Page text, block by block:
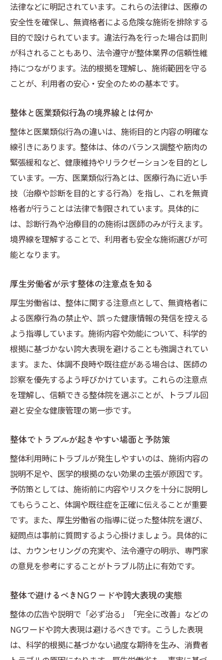
整体の役割と医業類似行為の法的位置づけ
整体でできること・できないことの正しい
知識
整体と医療機関の連携の必要性と現状
ボキボキ整体のリスクと注意点を解説
整体のボキボキ音に医学的根拠はあるのか
厚生労働省が示す整体のリスクと注意事項
ボキボキ整体によるトラブルや被害事例
整体で安全に施術を受けるための心得
自己判断で整体を選ぶ際の注意ポイント
整体における法的ルールの基本を知る
整体に関する主要な法律と規制のポイント
整体と医療行為の法的な区分を正しく理解
整体施術で守るべき法的ルールの基本事項
整体の広告表現と誇大広告への規制につい
て
整体を受ける側が知るべき権利と注意点
整体で避けるべきNGワードや表現ガイド
整体業界で問題視されるNGワード一覧
整体の広告で使われる誤解を招く表現
整体施術で避けるべき説明やセールストー
整体と医療の違いを明確に伝える表現方法
整体トラブルを防ぐ正しい情報発信のコツ
トラブルを防ぐための整体の見極め方
整体のトラブル相談事例から学ぶ危険信号
整体で被害に遭わないための見極めポイン
ト
整体選びで重要視すべき口コミと評判
整体の効果や意味ない施術の見分け方
安全な整体施術を受けるための事前確認事
項
整体の排除対象行為と安全性の判断力
整体の排除対象行為を知り安全性を高める
法律などに明記されています。これらの法律は、医療の
安全性を確保し、無資格者による危険な施術を排除する
目的で設けられています。違法行為を行った場合は罰則
が科されることもあり、法令遵守が整体業界の信頼性維
持につながります。法的根拠を理解し、施術範囲を守る
ことが、利用者の安心・安全のための基本です。
整体と医業類似行為の境界線とは何か
整体と医業類似行為の違いは、施術目的と内容の明確な
線引きにあります。整体は、体のバランス調整や筋肉の
緊張緩和など、健康維持やリラクゼーションを目的とし
ています。一方、医業類似行為とは、医療行為に近い手
技（治療や診断を目的とする行為）を指し、これを無資
格者が行うことは法律で制限されています。具体的に
は、診断行為や治療目的の施術は医師のみが行えます。
境界線を理解することで、利用者も安全な施術選びが可
能となります。
厚生労働省が示す整体の注意点を知る
厚生労働省は、整体に関する注意点として、無資格者に
よる医療行為の禁止や、誤った健康情報の発信を控える
よう指導しています。施術内容や効能について、科学的
根拠に基づかない誇大表現を避けることも強調されてい
ます。また、体調不良時や既往症がある場合は、医師の
診察を優先するよう呼びかけています。これらの注意点
を理解し、信頼できる整体院を選ぶことが、トラブル回
避と安全な健康管理の第一歩です。
整体でトラブルが起きやすい場面と予防策
整体利用時にトラブルが発生しやすいのは、施術内容の
説明不足や、医学的根拠のない効果の主張が原因です。
予防策としては、施術前に内容やリスクを十分に説明し
てもらうこと、体調や既往症を正確に伝えることが重要
です。また、厚生労働省の指導に従った整体院を選び、
疑問点は事前に質問するよう心掛けましょう。具体的に
は、カウンセリングの充実や、法令遵守の明示、専門家
の意見を参考にすることがトラブル防止に有効です。
整体で避けるべきNGワードや誇大表現の実態
整体の広告や説明で「必ず治る」「完全に改善」などの
NGワードや誇大表現は避けるべきです。こうした表現
は、科学的根拠に基づかない過度な期待を生み、消費者